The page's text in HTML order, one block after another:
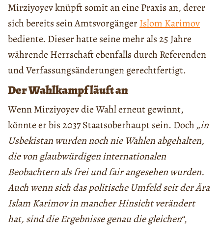
Mirziyoyev knüpft somit an eine Praxis an, derer
sich bereits sein AmtsvorgängerIslom Karimov
bediente. Dieser hatte seine mehr als 25 Jahre
währende Herrschaft ebenfalls durch Referenden
und Verfassungsänderungen gerechtfertigt.
Der Wahlkampf läuft an
Wenn Mirziyoyev die Wahl erneut gewinnt,
könnte er bis 2037 Staatsoberhaupt sein. Doch „in
Usbekistan wurden noch nie Wahlen abgehalten,
die von glaubwürdigen internationalen
Beobachtern als frei und fair angesehen wurden.
Auch wenn sich das politische Umfeld seit der Ära
Islam Karimov in mancher Hinsicht verändert
hat, sind die Ergebnisse genau die gleichen“,